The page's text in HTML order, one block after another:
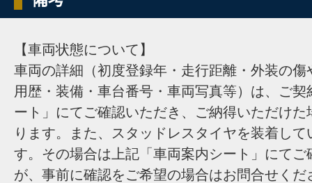
【車両状態について】
車両の詳細（初度登録年・走行距離・外装の傷
用歴・装備・車台番号・車両写真等）は、ご
ート」にてご確認いただき、ご納得いただけ
ります。また、スタッドレスタイヤを装着し
す。その場合は上記「車両案内シート」にてご
が、事前に確認をご希望の場合はお問合せくだ